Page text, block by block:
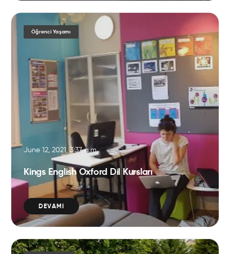
Öğrenci Yaşamı
June 12, 2021, 3:37 a.m.
Kings English Oxford Dil Kursları
DEVAMI